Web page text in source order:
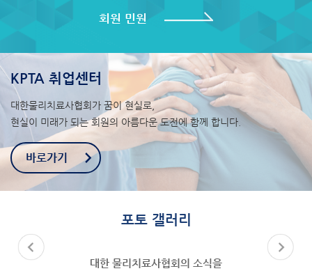
회원 민원
KPTA 취업센터
대한물리치료사협회가 꿈이 현실로,
현실이 미래가 되는 회원의 아름다운 도전에 함께 합니다.
바로가기
포토 갤러리
대한 물리치료사협회의 소식을